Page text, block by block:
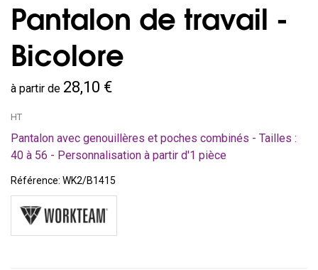
Pantalon de travail -
Bicolore
à partir de 28,10 €
HT
Pantalon avec genouillères et poches combinés - Tailles :
40 à 56 - Personnalisation à partir d'1 pièce
Référence: WK2/B1415